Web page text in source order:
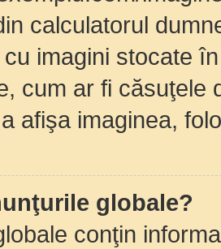
calculatorul
imagini stocate
cum ar fi căsuţele
afişa imaginea,
globale?
conţin